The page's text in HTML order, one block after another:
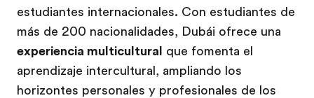
estudiantes internacionales. Con estudiantes de
más de 200 nacionalidades, Dubái ofrece una
experiencia multicultural que fomenta el
aprendizaje intercultural, ampliando los
horizontes personales y profesionales de los